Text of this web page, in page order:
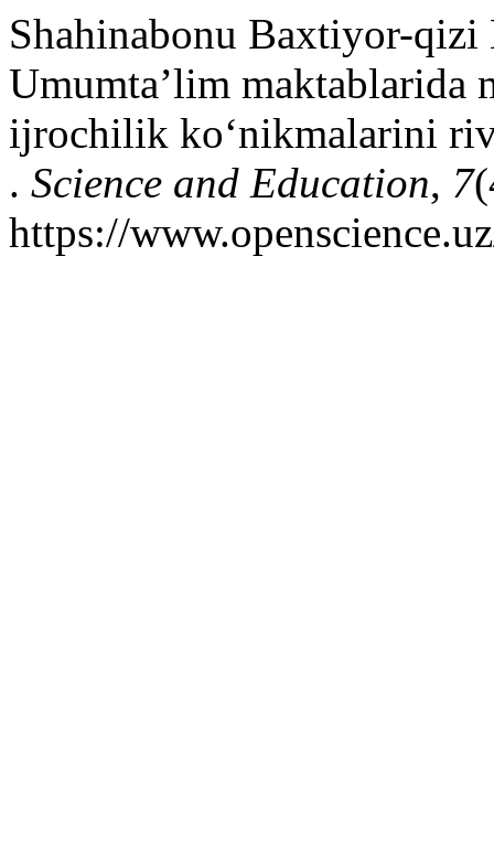
Shahinabonu Baxtiyor-
Umumta’lim maktablarida
ijrochilik ko‘nikmalarini
. Science and Education, 7
https://